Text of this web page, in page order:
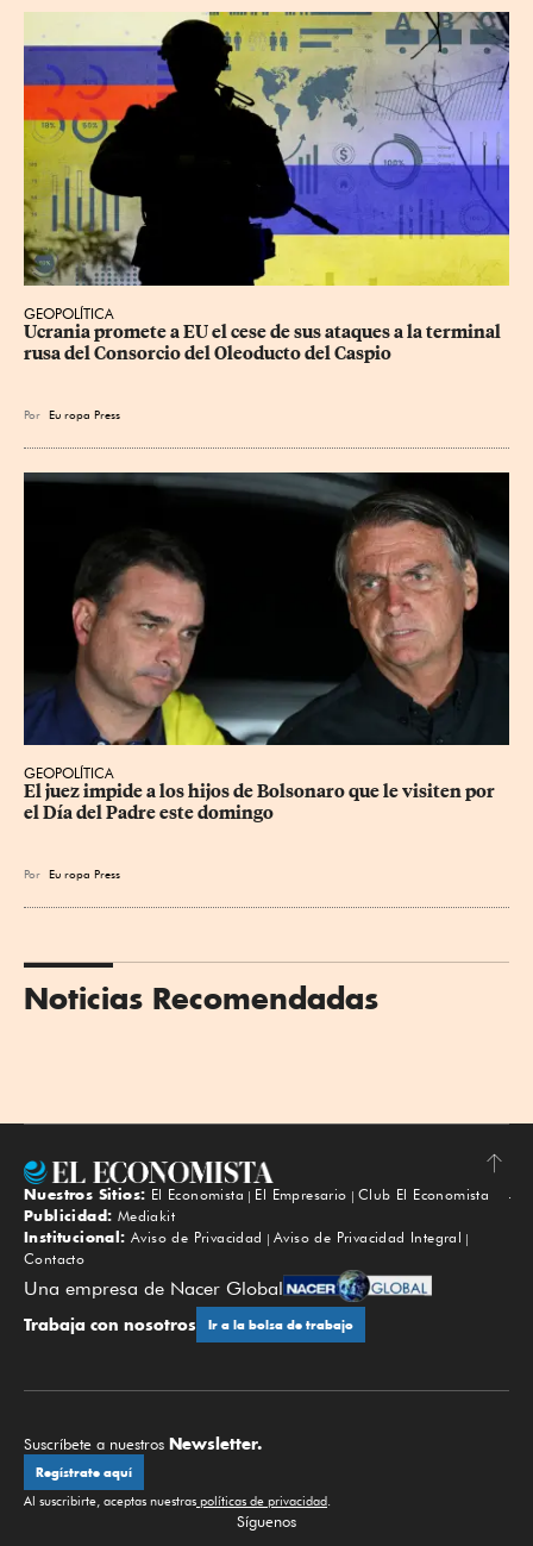
GEOPOLÍTICA
Ucrania promete a EU el cese de sus ataques a la terminal
rusa del Consorcio del Oleoducto del Caspio
Por Eu ropa Press
GEOPOLÍTICA
El juez impide a los hijos de Bolsonaro que le visiten por
el Día del Padre este domingo
Por Eu ropa Press
Noticias Recomendadas
Subir
Nuestros Sitios: El Economista El Empresario
Club El Economista
Publicidad: Mediakit
Institucional: Aviso de Privacidad
Aviso de Privacidad Integral
Contacto
Una empresa de Nacer Global
Trabaja con nosotros Ir a la bolsa de trabajo
Suscríbete a nuestros Newsletter.
Regístrate aquí
Al suscribirte, aceptas nuestras políticas de privacidad.
Síguenos